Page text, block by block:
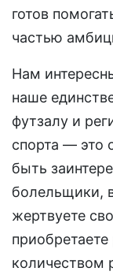
готов
частью
Нам
наше
футзалу и
спорта — это
быть
болельщики,
жертвуете
количеством